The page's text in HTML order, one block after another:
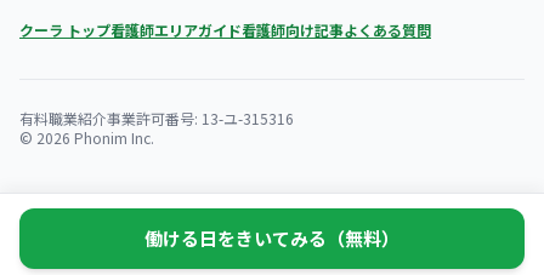
クーラ トップ看護師エリアガイド看護師向け記事よくある質問
有料職業紹介事業許可番号: 13-ユ-315316
© 2026 Phonim Inc.
働ける日をきいてみる（無料）